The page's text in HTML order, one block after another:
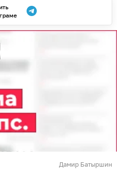
Дамир Батыршин